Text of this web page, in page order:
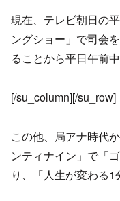
現在、テレビ朝日の
ングショー」で司会
ることから平日午前
[/su_column][/su_row]
この他、局アナ時代
ンティナイン」で「
り、「人生が変わる